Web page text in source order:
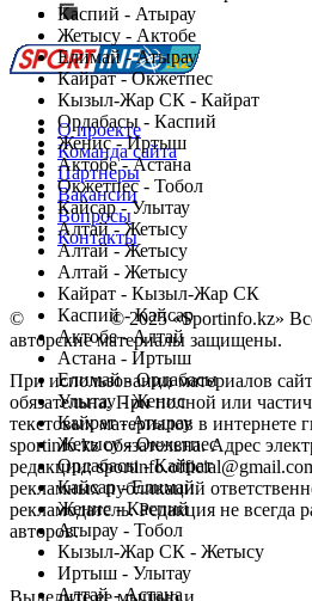
Каспий - Атырау
Жетысу - Актобе
Елимай - Атырау
Кайрат - Окжетпес
Кызыл-Жар СК - Кайрат
Ордабасы - Каспий
Женис - Иртыш
Актобе - Астана
Окжетпес - Тобол
Кайсар - Улытау
Алтай - Жетысу
Алтай - Жетысу
Алтай - Жетысу
Кайрат - Кызыл-Жар СК
Каспий - Кайсар
Актобе - Алтай
Астана - Иртыш
Елимай - Ордабасы
Улытау - Женис
Кайрат - Атырау
Жетысу - Окжетпес
Ордабасы - Кайрат
Кайсар - Елимай
Женис - Каспий
Атырау - Тобол
Кызыл-Жар СК - Жетысу
Иртыш - Улытау
Алтай - Астана
Перейти на старый сайт
О проекте
Команда сайта
Партнеры
Вакансии
Вопросы
Контакты
© Copyright© 2025 «Sportinfo.kz»
авторские материалы защищены.
При использовании материалов
обязательна. При полной или
текстовых материалов в интернете
sportinfo.kz обязательна. Адрес
редакции:
рекламных публикаций
рекламодатель. Редакция не всегда
авторов.
Заметили ошибку в тексте?